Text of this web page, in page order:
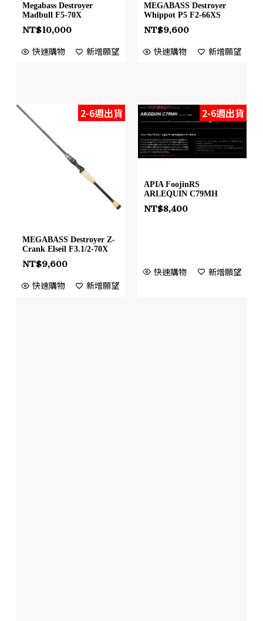
Megabass Destroyer
Madbull F5-70X
NT$10,000
快速購物 新增願望
MEGABASS Destroyer
Whippot P5 F2-66XS
NT$9,600
快速購物 新增願望
2-6週出貨
MEGABASS Destroyer Z-
Crank Elseil F3.1/2-70X
NT$9,600
快速購物 新增願望
2-6週出貨
APIA FoojinRS
ARLEQUIN C79MH
NT$8,400
快速購物 新增願望